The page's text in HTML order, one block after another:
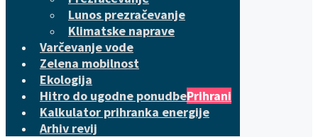
Lunos prezračevanje
Klimatske naprave
Varčevanje vode
Zelena mobilnost
Ekologija
Hitro do ugodne ponudbePrihrani
Kalkulator prihranka energije
Arhiv revij